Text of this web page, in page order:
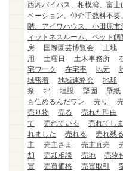
西湘バイパス、相模湾、富士
ベーション、仲介手数料不要
階、アイワハウス、小田原市
ィットネスルーム、ペット飼
房
国際園芸博覧会 土地
用
土曜日 土木事務所
宅ワーク
在宅率 地元
域密着
地域連絡会 地球
祭
坪 埋設 堅固 壁紙
も住めるんだワン
売り
売り物
売る 売れた理由
て
売れている 売れてし
れました
売れる 売れ残る
主
売主さま 売主直売
却
売却相談 売地 売物
買
売買価格 売買取引